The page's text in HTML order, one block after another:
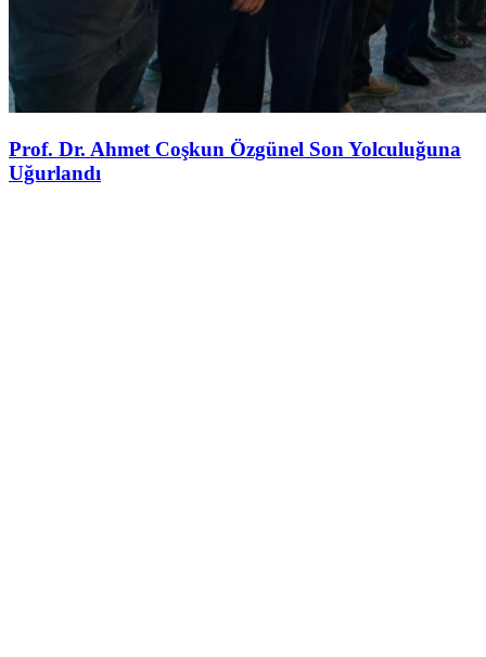
Prof. Dr. Ahmet Coşkun Özgünel Son Yolculuğuna
Uğurlandı